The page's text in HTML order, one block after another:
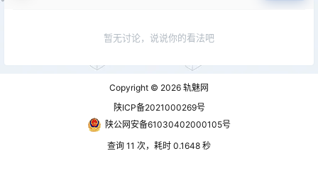
暂无讨论，说说你的看法吧
Copyright © 2026 轨魅网
陕ICP备2021000269号
陕公网安备61030402000105号
查询 11 次，耗时 0.1648 秒